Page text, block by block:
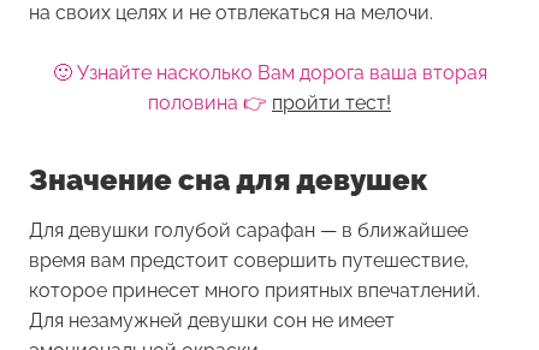
на своих целях и не отвлекаться на мелочи.
🙂 Узнайте насколько Вам дорога ваша вторая
половина 👉 пройти тест!
Значение сна для девушек
Для девушки голубой сарафан — в ближайшее
время вам предстоит совершить путешествие,
которое принесет много приятных впечатлений.
Для незамужней девушки сон не имеет